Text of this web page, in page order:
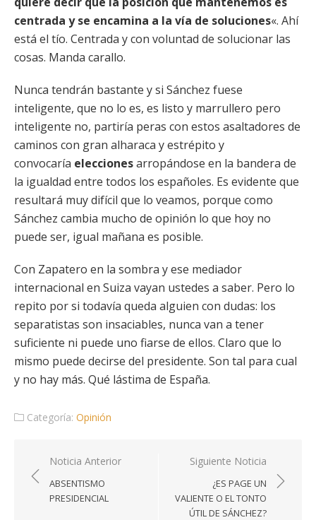
centrada y se encamina a la vía de soluciones«. Ahí
está el tío. Centrada y con voluntad de solucionar las
cosas. Manda carallo.
Nunca tendrán bastante y si Sánchez fuese
inteligente, que no lo es, es listo y marrullero pero
inteligente no, partiría peras con estos asaltadores de
caminos con gran alharaca y estrépito y
convocaría eleccionesarropándose en la bandera de
la igualdad entre todos los españoles. Es evidente que
resultará muy difícil que lo veamos, porque como
Sánchez cambia mucho de opinión lo que hoy no
puede ser, igual mañana es posible.
Con Zapatero en la sombra y ese mediador
internacional en Suiza vayan ustedes a saber. Pero lo
repito por si todavía queda alguien con dudas: los
separatistas son insaciables, nunca van a tener
suficiente ni puede uno fiarse de ellos. Claro que lo
mismo puede decirse del presidente. Son tal para cual
y no hay más. Qué lástima de España.
Categoría: Opinión
Navegación
de
entradas
Noticia Anterior
ABSENTISMO
PRESIDENCIAL
Siguiente Noticia
¿ES PAGE UN
VALIENTE O EL TONTO
ÚTIL DE SÁNCHEZ?